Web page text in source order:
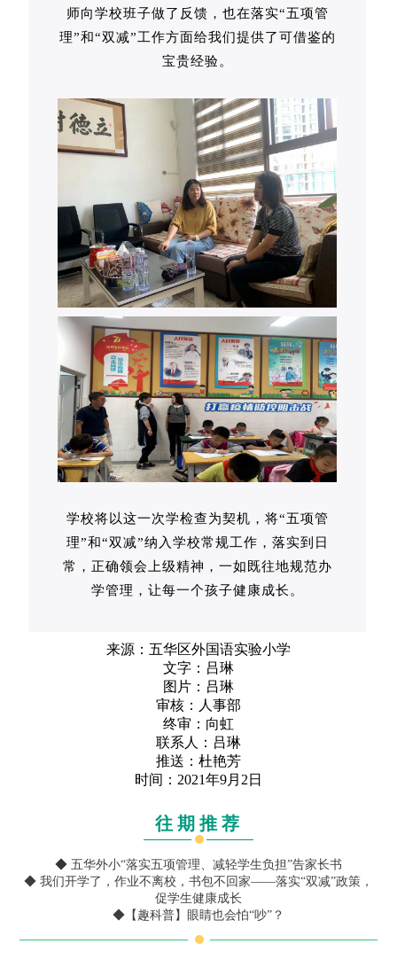
师向学校班子做了反馈，也在落实“五项管
理”和“双减”工作方面给我们提供了可借鉴的
宝贵经验。
学校将以这一次学检查为契机，将“五项管
理”和“双减”纳入学校常规工作，落实到日
常，正确领会上级精神，一如既往地规范办
学管理，让每一个孩子健康成长。
来源：五华区外国语实验小学
文字：吕琳
图片：吕琳
审核：人事部
终审：向虹
联系人：吕琳
推送：杜艳芳
时间：2021年9月2日
往期推荐
◆ 五华外小“落实五项管理、减轻学生负担”告家长书
◆ 我们开学了，作业不离校，书包不回家——落实“双减”政策，
促学生健康成长
◆ 【趣科普】眼睛也会怕“吵”？